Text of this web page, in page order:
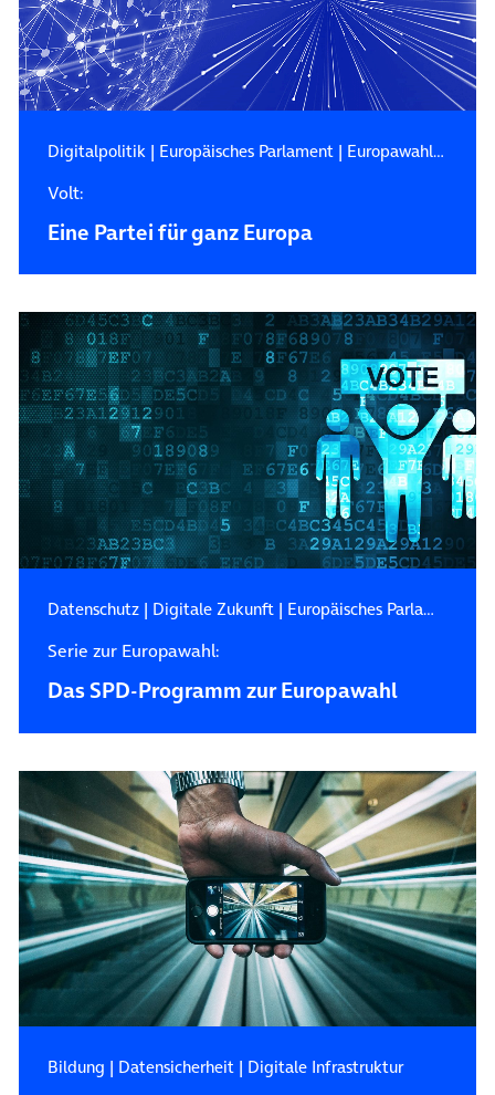
Digitalpolitik| Europäisches Parlament| Europawahl 2019
Volt:
Eine Partei für ganz Europa
Datenschutz| Digitale Zukunft| Europäisches Parlament
Serie zur Europawahl:
Das SPD-Programm zur Europawahl
Bildung | Datensicherheit| Digitale Infrastruktur